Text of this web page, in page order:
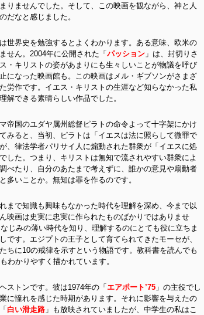
りませんでした。そして、この映画を観ながら、神と人
だなと感じました。
世界史を勉強するとよくわかります。ある意味、欧米の
せん。2004年に公開された「 パッション 」は、封切りさ
・キリストの姿があまりにも生々しいことが物議を呼び
になった映画館も。この映画はメル・ギブソンがさまざ
労作です。イエス・キリストの生涯など知らなかった私
解できる素晴らしい作品でした。
帝国のユダヤ属州総督ピラトの命令よって十字架にかけ
みると、当初、ピラトは「イエスは法に照らして微罪で
、律法学者パリサイ人に煽動された群衆が「イエスに処
した。つまり、キリストは無知で流されやすい群衆によ
べたり、自分のあたまで考えずに、誰かの意見や扇動者
多いことか。無知は罪を作るのです。
まで知識も興味もなかった時代を理解を深め、今まで以
映画は史実に忠実に作られたものばかりではありませ
なじみの薄い時代を知り、理解するのにとても役に立ちま
す。エジプトの王子として育てられてきたモーセが、
ちに10の戒律を示すという物語です。教科書を読んでも
わかりやすく描かれています。
ストンです。彼は1974年の「 エアポート’75 」の主役でし
に憧れを感じた時期があります。それに影響を与えたの
白い滑走路 」も放映されていましたが、中学生の私はこ